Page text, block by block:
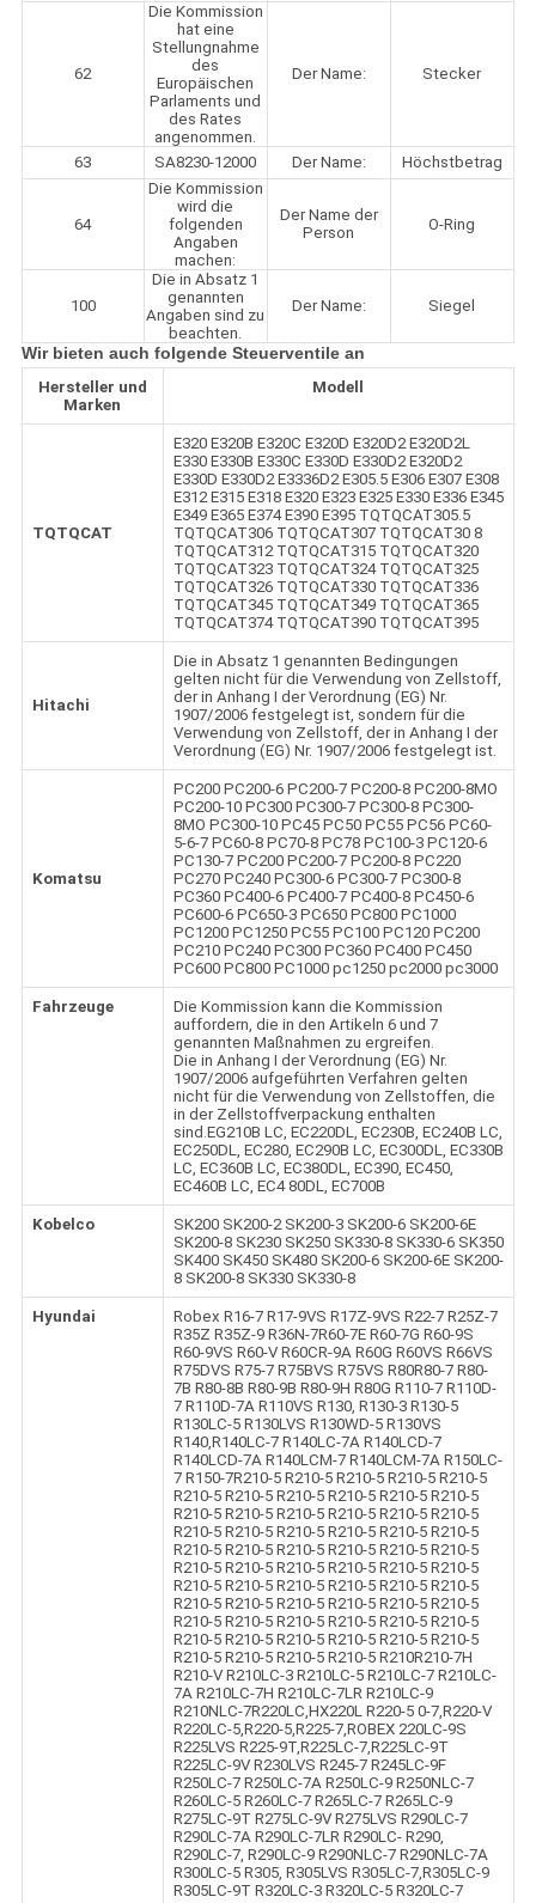
62
Die Kommission
hat eine
Stellungnahme
des
Europäischen
Parlaments und
des Rates
angenommen.
Der Name: Stecker
63 SA8230-12000 Der Name: Höchstbetrag
64
Die Kommission
wird die
folgenden
Angaben
machen:
Der Name der
Person
O-Ring
100
Die in Absatz 1
genannten
Angaben sind zu
beachten.
Der Name: Siegel
Wir bieten auch folgende Steuerventile an
Hersteller und
Marken
Modell
TQTQCAT
E320 E320B E320C E320D E320D2 E320D2L
E330 E330B E330C E330D E330D2 E320D2
E330D E330D2 E3336D2 E305.5 E306 E307 E308
E312 E315 E318 E320 E323 E325 E330 E336 E345
E349 E365 E374 E390 E395 TQTQCAT305.5
TQTQCAT306 TQTQCAT307 TQTQCAT30 8
TQTQCAT312 TQTQCAT315 TQTQCAT320
TQTQCAT323 TQTQCAT324 TQTQCAT325
TQTQCAT326 TQTQCAT330 TQTQCAT336
TQTQCAT345 TQTQCAT349 TQTQCAT365
TQTQCAT374 TQTQCAT390 TQTQCAT395
Hitachi
Die in Absatz 1 genannten Bedingungen
gelten nicht für die Verwendung von Zellstoff,
der in Anhang I der Verordnung (EG) Nr.
1907/2006 festgelegt ist, sondern für die
Verwendung von Zellstoff, der in Anhang I der
Verordnung (EG) Nr. 1907/2006 festgelegt ist.
Komatsu
PC200 PC200-6 PC200-7 PC200-8 PC200-8MO
PC200-10 PC300 PC300-7 PC300-8 PC300-
8MO PC300-10 PC45 PC50 PC55 PC56 PC60-
5-6-7 PC60-8 PC70-8 PC78 PC100-3 PC120-6
PC130-7 PC200 PC200-7 PC200-8 PC220
PC270 PC240 PC300-6 PC300-7 PC300-8
PC360 PC400-6 PC400-7 PC400-8 PC450-6
PC600-6 PC650-3 PC650 PC800 PC1000
PC1200 PC1250 PC55 PC100 PC120 PC200
PC210 PC240 PC300 PC360 PC400 PC450
PC600 PC800 PC1000 pc1250 pc2000 pc3000
Fahrzeuge
Die Kommission kann die Kommission
auffordern, die in den Artikeln 6 und 7
genannten Maßnahmen zu ergreifen.
Die in Anhang I der Verordnung (EG) Nr.
1907/2006 aufgeführten Verfahren gelten
nicht für die Verwendung von Zellstoffen, die
in der Zellstoffverpackung enthalten
sind.EG210B LC, EC220DL, EC230B, EC240B LC,
EC250DL, EC280, EC290B LC, EC300DL, EC330B
LC, EC360B LC, EC380DL, EC390, EC450,
EC460B LC, EC4 80DL, EC700B
Kobelco
SK200 SK200-2 SK200-3 SK200-6 SK200-6E
SK200-8 SK230 SK250 SK330-8 SK330-6 SK350
SK400 SK450 SK480 SK200-6 SK200-6E SK200-
8 SK200-8 SK330 SK330-8
Hyundai
Robex R16-7 R17-9VS R17Z-9VS R22-7 R25Z-7
R35Z R35Z-9 R36N-7R60-7E R60-7G R60-9S
R60-9VS R60-V R60CR-9A R60G R60VS R66VS
R75DVS R75-7 R75BVS R75VS R80R80-7 R80-
7B R80-8B R80-9B R80-9H R80G R110-7 R110D-
7 R110D-7A R110VS R130, R130-3 R130-5
R130LC-5 R130LVS R130WD-5 R130VS
R140,R140LC-7 R140LC-7A R140LCD-7
R140LCD-7A R140LCM-7 R140LCM-7A R150LC-
7 R150-7R210-5 R210-5 R210-5 R210-5 R210-5
R210-5 R210-5 R210-5 R210-5 R210-5 R210-5
R210-5 R210-5 R210-5 R210-5 R210-5 R210-5
R210-5 R210-5 R210-5 R210-5 R210-5 R210-5
R210-5 R210-5 R210-5 R210-5 R210-5 R210-5
R210-5 R210-5 R210-5 R210-5 R210-5 R210-5
R210-5 R210-5 R210-5 R210-5 R210-5 R210-5
R210-5 R210-5 R210-5 R210-5 R210-5 R210-5
R210-5 R210-5 R210-5 R210-5 R210-5 R210-5
R210-5 R210-5 R210-5 R210-5 R210-5 R210-5
R210-5 R210-5 R210-5 R210-5 R210R210-7H
R210-V R210LC-3 R210LC-5 R210LC-7 R210LC-
7A R210LC-7H R210LC-7LR R210LC-9
R210NLC-7R220LC,HX220L R220-5 0-7,R220-V
R220LC-5,R220-5,R225-7,ROBEX 220LC-9S
R225LVS R225-9T,R225LC-7,R225LC-9T
R225LC-9V R230LVS R245-7 R245LC-9F
R250LC-7 R250LC-7A R250LC-9 R250NLC-7
R260LC-5 R260LC-7 R265LC-7 R265LC-9
R275LC-9T R275LC-9V R275LVS R290LC-7
R290LC-7A R290LC-7LR R290LC- R290,
R290LC-7, R290LC-9 R290NLC-7 R290NLC-7A
R300LC-5 R305, R305LVS R305LC-7,R305LC-9
R305LC-9T R320LC-3 R320LC-5 R320LC-7